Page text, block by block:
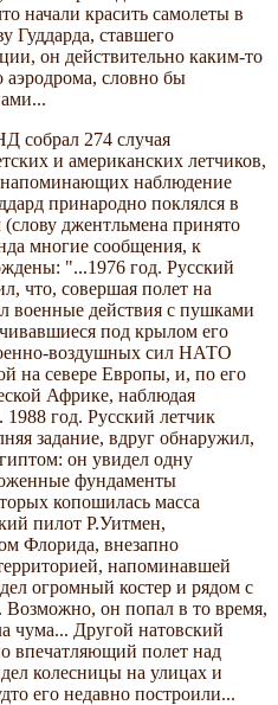
начали красить самолеты в
Гуддарда, ставшего
он действительно каким-то
аэродрома, словно бы
собрал 274 случая
и американских летчиков,
напоминающих наблюдение
принародно поклялся в
джентльмена принято
многие сообщения, к
"...1976 год. Русский
что, совершая полет на
военные действия с пушками
под крылом его
воздушных сил НАТО
на севере Европы, и, по его
Африке, наблюдая
1988 год. Русский летчик
задание, вдруг обнаружил,
он увидел одну
фундаменты
копошилась масса
пилот Р.Уитмен,
Флорида, внезапно
напоминавшей
огромный костер и рядом с
Возможно, он попал в то время,
чума... Другой натовский
впечатляющий полет над
колесницы на улицах и
его недавно построили...